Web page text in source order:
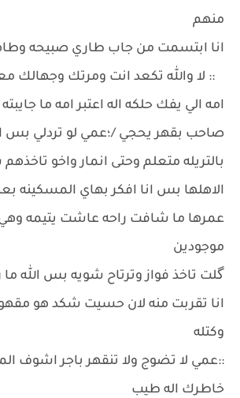
منهم
انا ابتسمت من جاب طاري صبيحه
:: لا والله تكعد انت ومرتك وجهالك
امه الي يفك حلكه اله اعتبر امه ما جايبته
صاحب بقهر يحجي /؛عمي لو تردلي بس
بالتريله متعلم وحتى انمار واخو
الاهلها بس انا افكر بهاي المسكينه
عمرها ما شافت راحه عاشت يتيمه وهي
موجودين
گلت تاخذ فواز وترتاح شويه بس الله ما
انا تقربت منه لان حسيت شكد هو
وكتله
::عمي لا تضوج ولا تنقهر باجر اشوف
خاطرك اله طيب